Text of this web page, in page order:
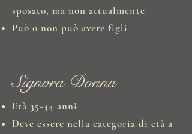
sposato, ma non attualmente
Può o non può avere figli
Signora Donna
Età 35-44 anni
Deve essere nella categoria di età a